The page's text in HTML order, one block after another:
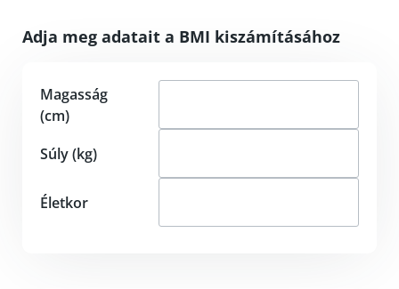
Adja meg adatait a BMI kiszámításához
Magasság
(cm)
Súly (kg)
Életkor